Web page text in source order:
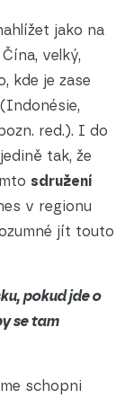
jako na
velký,
kde je zase
(Indonésie,
red.). I do
tak, že
sdružení
v regionu
jít touto
pokud jde o
se tam
schopni